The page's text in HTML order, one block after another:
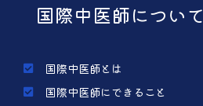
国際中医師について
国際中医師とは
国際中医師にできること